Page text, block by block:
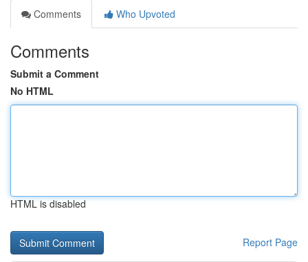
Comments
Who Upvoted
Comments
Submit a Comment
No HTML
HTML is disabled
Report Page